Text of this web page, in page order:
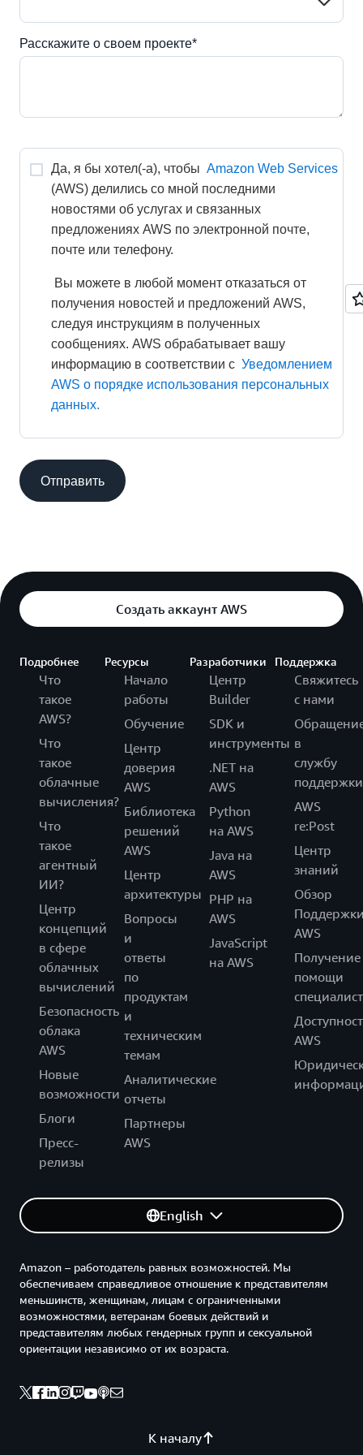
Расскажите о своем проекте*
Да, я бы хотел(-а), чтобы Amazon Web Services
(AWS) делились со мной последними
новостями об услугах и связанных
предложениях AWS по электронной почте,
почте или телефону.
получения новостей и предложений AWS,
следуя инструкциям в полученных
сообщениях. AWS обрабатывает вашу
информацию в соответствии с Уведомлением
AWS о порядке использования персональных
данных.
Отправить
Создать аккаунт AWS
Подробнее
Что
такое
AWS?
Что
такое
облачные
вычисления?
Что
такое
агентный
ИИ?
Центр
концепций
в сфере
облачных
вычислений
Безопасность
облака
AWS
Новые
возможности
Блоги
Пресс-
релизы
Ресурсы
Начало
работы
Обучение
Центр
доверия
AWS
Библиотека
решений
AWS
Центр
архитектуры
Вопросы
и
ответы
по
продуктам
и
техническим
темам
Аналитические
отчеты
Партнеры
AWS
Разработчики
Центр
Builder
SDK и
инструменты
.NET на
AWS
Python
на AWS
Java на
AWS
PHP на
AWS
JavaScript
на AWS
Поддержка
Свяжитесь
с нами
в
службу
поддержки
AWS
re:Post
Центр
знаний
Обзор
AWS
Получение
помощи
AWS
English
К началу
Amazon – работодатель равных возможностей. Мы
обеспечиваем справедливое отношение к представителям
меньшинств, женщинам, лицам с ограниченными
возможностями, ветеранам боевых действий и
представителям любых гендерных групп и сексуальной
ориентации независимо от их возраста.